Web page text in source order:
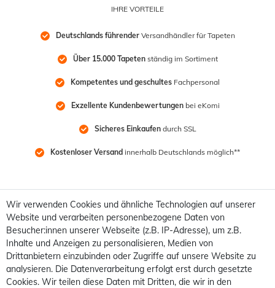
IHRE VORTEILE
Deutschlands führender Versandhändler für Tapeten
Über 15.000 Tapeten ständig im Sortiment
Kompetentes und geschultes Fachpersonal
Exzellente Kundenbewertungen bei eKomi
Sicheres Einkaufen durch SSL
Kostenloser Versand innerhalb Deutschlands möglich**
Wir verwenden Cookies und ähnliche Technologien auf unserer
Website und verarbeiten personenbezogene Daten von
Besucher:innen unserer Webseite (z.B. IP-Adresse), um z.B.
Inhalte und Anzeigen zu personalisieren, Medien von
Drittanbietern einzubinden oder Zugriffe auf unsere Website zu
analysieren. Die Datenverarbeitung erfolgt erst durch gesetzte
Cookies. Wir teilen diese Daten mit Dritten, die wir in den